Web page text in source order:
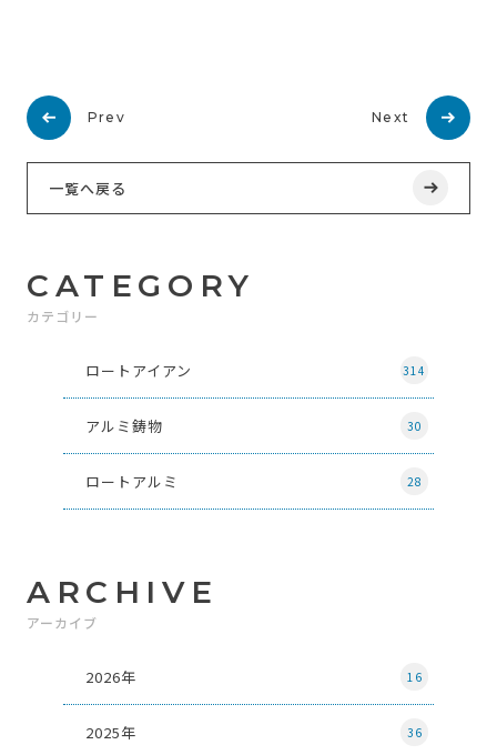
Prev Next
一覧へ戻る
CATEGORY
カテゴリー
ロートアイアン 314
アルミ鋳物 30
ロートアルミ 28
ARCHIVE
アーカイブ
2026年 16
2025年 36